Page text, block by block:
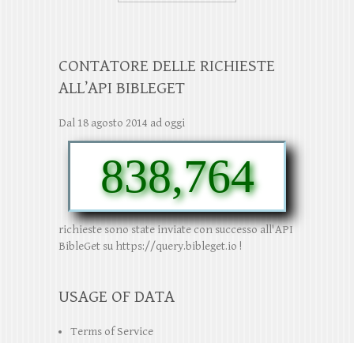
CONTATORE DELLE RICHIESTE
ALL’API BIBLEGET
Dal 18 agosto 2014 ad oggi
838,764
richieste sono state inviate con successo all'API
BibleGet su https://query.bibleget.io !
USAGE OF DATA
Terms of Service